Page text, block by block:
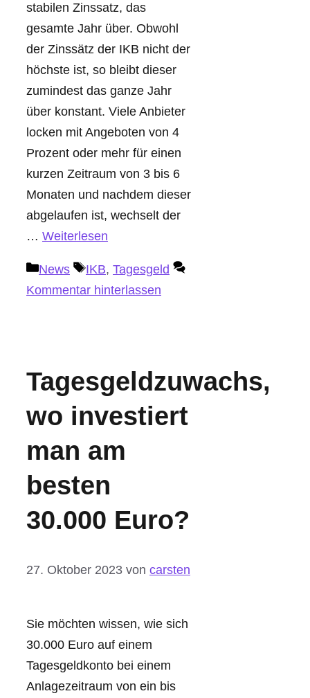
stabilen Zinssatz, das
gesamte Jahr über. Obwohl
der Zinssätz der IKB nicht der
höchste ist, so bleibt dieser
zumindest das ganze Jahr
über konstant. Viele Anbieter
locken mit Angeboten von 4
Prozent oder mehr für einen
kurzen Zeitraum von 3 bis 6
Monaten und nachdem dieser
abgelaufen ist, wechselt der
… Weiterlesen
Kategorien
News Schlagwörter
IKB, Tagesgeld
Kommentar hinterlassen
Tagesgeldzuwachs,
wo investiert
man am
besten
30.000 Euro?
27. Oktober 2023 von carsten
Sie möchten wissen, wie sich
30.000 Euro auf einem
Tagesgeldkonto bei einem
Anlagezeitraum von ein bis